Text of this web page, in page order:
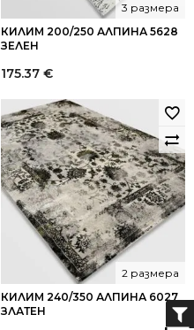
КИЛИМ 200/250 АЛПИНА 5628
ЗЕЛЕН
3 размера
175.37 €
КИЛИМ 240/350 АЛПИНА 6027
ЗЛАТЕН
2 размера